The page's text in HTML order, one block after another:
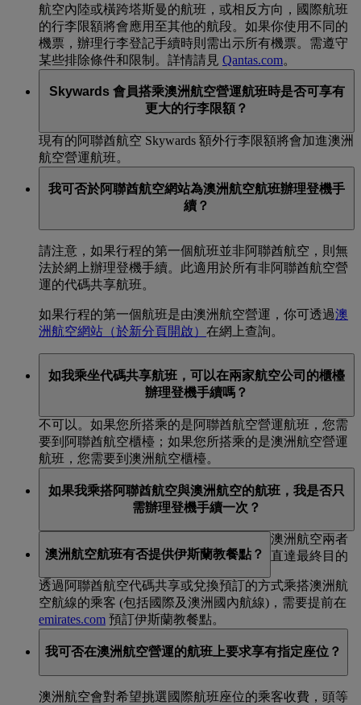
航空內陸或橫跨塔斯曼的航班，或相反方向，國際航班
的行李限額將會應用至其他的航段。如果你使用不同的
機票，辦理行李登記手續時則需出示所有機票。需遵守
某些排除條件和限制。詳情請見 Qantas.com。
Skywards 會員搭乘澳洲航空營運航班時是否可享有
更大的行李限額？
現有的阿聯酋航空 Skywards 額外行李限額將會加進澳洲
航空營運航班。
我可否於阿聯酋航空網站為澳洲航空航班辦理登機手
續？
請注意，如果行程的第一個航班並非阿聯酋航空，則無
法於網上辦理登機手續。此適用於所有非阿聯酋航空營
運的代碼共享航班。
如果行程的第一個航班是由澳洲航空營運，你可透過澳
洲航空網站（於新分頁開啟） 在網上查詢。
如我乘坐代碼共享航班，可以在兩家航空公司的櫃檯
辦理登機手續嗎？
不可以。如果您所搭乘的是阿聯酋航空營運航班，您需
要到阿聯酋航空櫃檯；如果您所搭乘的是澳洲航空營運
航班，您需要到澳洲航空櫃檯。
如果我乘搭阿聯酋航空與澳洲航空的航班，我是否只
需辦理登機手續一次？
是。如果你的行程包含乘搭阿聯酋航空和澳洲航空兩者
的航班，則只需辦理一次登機手續，就可直達最終目的
澳洲航空航班有否提供伊斯蘭教餐點？
透過阿聯酋航空代碼共享或兌換預訂的方式乘搭澳洲航
空航線的乘客 (包括國際及澳洲國內航線)，需要提前在
emirates.com 預訂伊斯蘭教餐點。
我可否在澳洲航空營運的航班上要求享有指定座位？
澳洲航空會對希望挑選國際航班座位的乘客收費，頭等